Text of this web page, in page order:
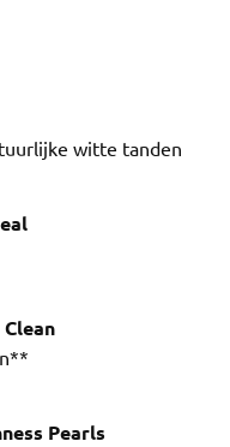
witte tanden
Pearls